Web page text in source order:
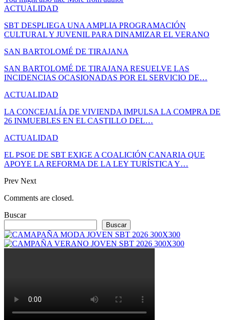
ACTUALIDAD
SBT DESPLIEGA UNA AMPLIA PROGRAMACIÓN
CULTURAL Y JUVENIL PARA DINAMIZAR EL VERANO
SAN BARTOLOMÉ DE TIRAJANA
SAN BARTOLOMÉ DE TIRAJANA RESUELVE LAS
INCIDENCIAS OCASIONADAS POR EL SERVICIO DE…
ACTUALIDAD
LA CONCEJALÍA DE VIVIENDA IMPULSA LA COMPRA DE
26 INMUEBLES EN EL CASTILLO DEL…
ACTUALIDAD
EL PSOE DE SBT EXIGE A COALICIÓN CANARIA QUE
APOYE LA REFORMA DE LA LEY TURÍSTICA Y…
Prev Next
Comments are closed.
Buscar
Buscar